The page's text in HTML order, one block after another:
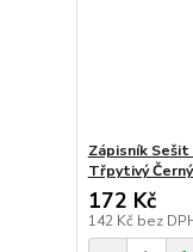
Zápisník
Třpytivý
172 Kč
142 Kč bez